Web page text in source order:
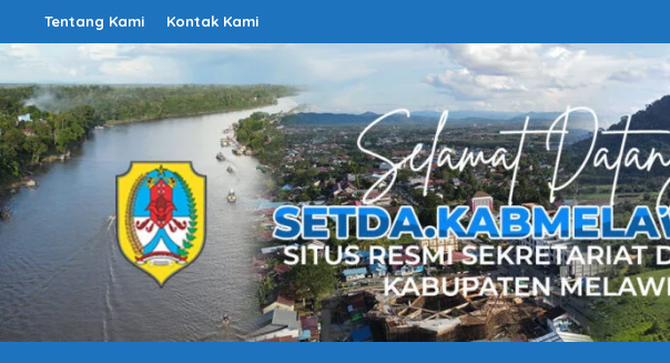
Langsung
ke
Tentang Kami Kontak Kami